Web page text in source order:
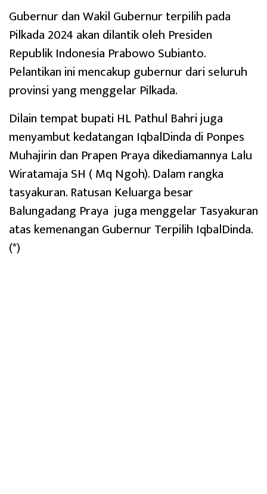
Gubernur dan Wakil Gubernur terpilih pada
Pilkada 2024 akan dilantik oleh Presiden
Republik Indonesia Prabowo Subianto.
Pelantikan ini mencakup gubernur dari seluruh
provinsi yang menggelar Pilkada.
Dilain tempat bupati HL Pathul Bahri juga
menyambut kedatangan IqbalDinda di Ponpes
Muhajirin dan Prapen Praya dikediamannya Lalu
Wiratamaja SH ( Mq Ngoh). Dalam rangka
tasyakuran. Ratusan Keluarga besar
Balungadang Praya juga menggelar Tasyakuran
atas kemenangan Gubernur Terpilih IqbalDinda.
(*)